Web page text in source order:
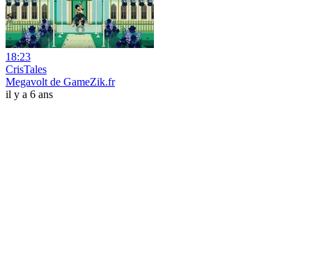
18:23
CrisTales
Megavolt de GameZik.fr
il y a 6 ans